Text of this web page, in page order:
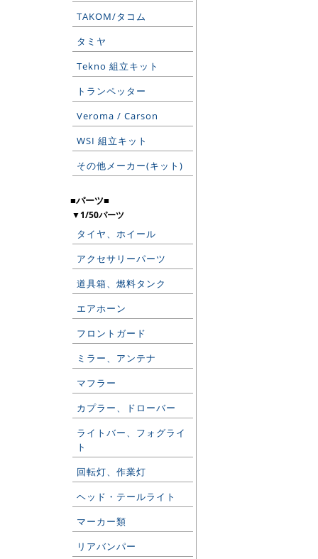
TAKOM/タコム
タミヤ
Tekno 組立キット
トランペッター
Veroma / Carson
WSI 組立キット
その他メーカー(キット)
■パーツ■
▼1/50パーツ
タイヤ、ホイール
アクセサリーパーツ
道具箱、燃料タンク
エアホーン
フロントガード
ミラー、アンテナ
マフラー
カプラー、ドローバー
ライトバー、フォグライ
ト
回転灯、作業灯
ヘッド・テールライト
マーカー類
リアバンパー